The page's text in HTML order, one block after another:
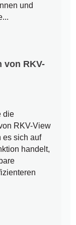
und
von RKV-
die
RKV-View
es sich auf
handelt,